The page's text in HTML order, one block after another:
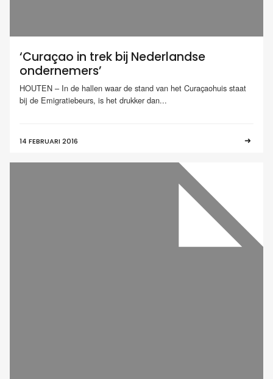
‘Curaçao in trek bij Nederlandse
ondernemers’
HOUTEN – In de hallen waar de stand van het Curaçaohuis staat
bij de Emigratiebeurs, is het drukker dan...
14 FEBRUARI 2016